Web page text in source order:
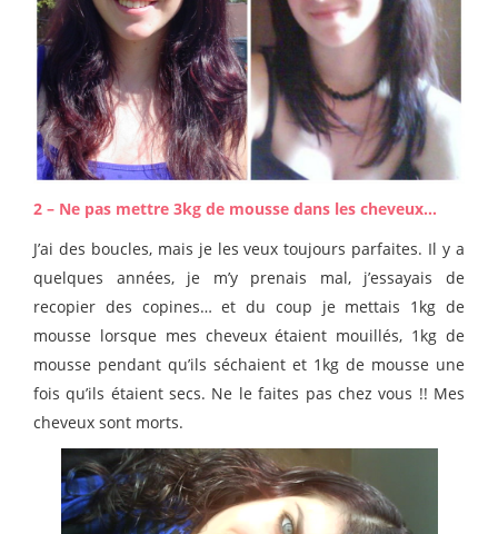
2 – Ne pas mettre 3kg de mousse dans les cheveux…
J’ai des boucles, mais je les veux toujours parfaites. Il y a
quelques années, je m’y prenais mal, j’essayais de
recopier des copines… et du coup je mettais 1kg de
mousse lorsque mes cheveux étaient mouillés, 1kg de
mousse pendant qu’ils séchaient et 1kg de mousse une
fois qu’ils étaient secs. Ne le faites pas chez vous !! Mes
cheveux sont morts.